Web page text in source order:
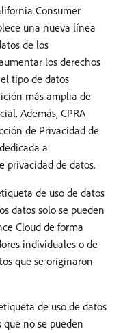
Consumer
una nueva línea
de los
los derechos
tipo de datos
más amplia de
Además, CPRA
de Privacidad de
a
privacidad de datos.
de uso de datos
datos solo se pueden
Cloud de forma
individuales o de
que se originaron
de uso de datos
que no se pueden